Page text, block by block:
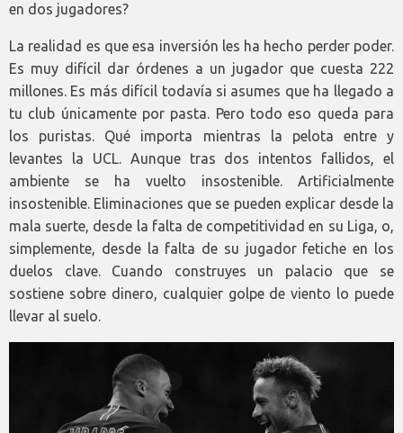
en dos jugadores?
La realidad es que esa inversión les ha hecho perder poder.
Es muy difícil dar órdenes a un jugador que cuesta 222
millones. Es más difícil todavía si asumes que ha llegado a
tu club únicamente por pasta. Pero todo eso queda para
los puristas. Qué importa mientras la pelota entre y
levantes la UCL. Aunque tras dos intentos fallidos, el
ambiente se ha vuelto insostenible. Artificialmente
insostenible. Eliminaciones que se pueden explicar desde la
mala suerte, desde la falta de competitividad en su Liga, o,
simplemente, desde la falta de su jugador fetiche en los
duelos clave. Cuando construyes un palacio que se
sostiene sobre dinero, cualquier golpe de viento lo puede
llevar al suelo.